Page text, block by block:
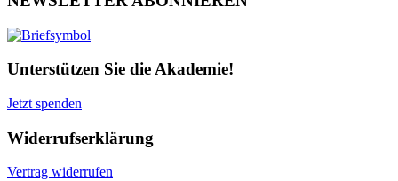
Unterstützen Sie die Akademie!
Jetzt spenden
Widerrufserklärung
Vertrag widerrufen